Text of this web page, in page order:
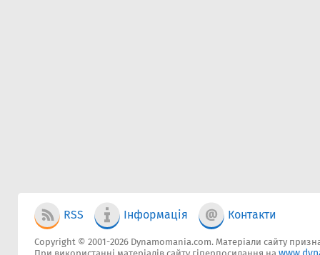
RSS Інформація Контакти
Copyright © 2001-2026 Dynamomania.com. Матеріали сайту